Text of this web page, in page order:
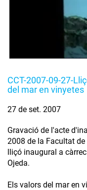
CCT-2007-09-27-
del mar en vinyetes
27 de set. 2007
Gravació de l'acte
2008 de la Facultat
lliçó inaugural a
Ojeda.
Els valors del mar en